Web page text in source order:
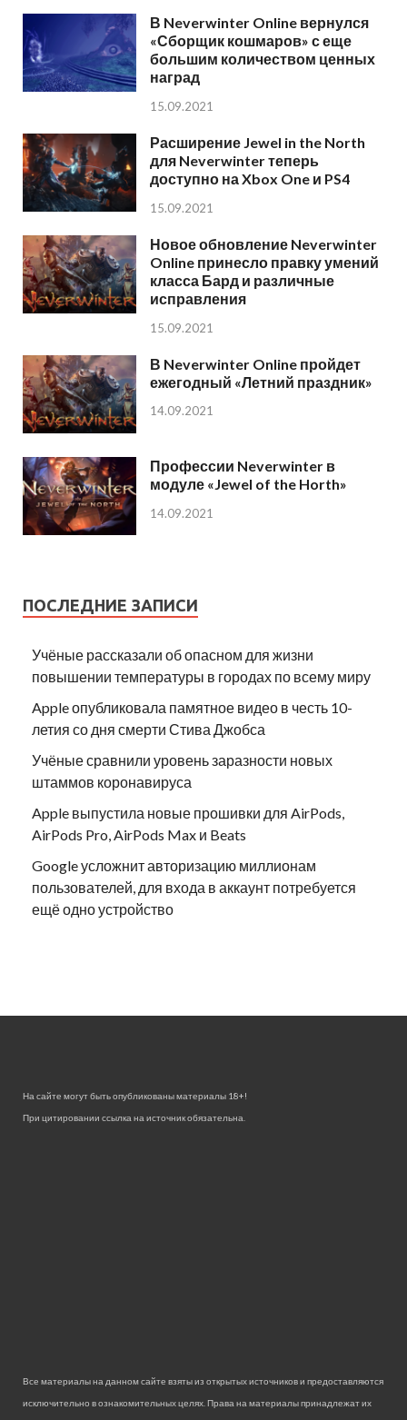
В Neverwinter Online вернулся
«Сборщик кошмаров» с еще
большим количеством ценных
наград
15.09.2021
Расширение Jewel in the North
для Neverwinter теперь
доступно на Xbox One и PS4
15.09.2021
Новое обновление Neverwinter
Online принесло правку умений
класса Бард и различные
исправления
15.09.2021
В Neverwinter Online пройдет
ежегодный «Летний праздник»
14.09.2021
Профессии Neverwinter в
модуле «Jewel of the Horth»
14.09.2021
ПОСЛЕДНИЕ ЗАПИСИ
Учёные рассказали об опасном для жизни
повышении температуры в городах по всему миру
Apple опубликовала памятное видео в честь 10-
летия со дня смерти Стива Джобса
Учёные сравнили уровень заразности новых
штаммов коронавируса
Apple выпустила новые прошивки для AirPods,
AirPods Pro, AirPods Max и Beats
Google усложнит авторизацию миллионам
пользователей, для входа в аккаунт потребуется
ещё одно устройство
На сайте могут быть опубликованы материалы 18+!
При цитировании ссылка на источник обязательна.
Все материалы на данном сайте взяты из открытых источников и предоставляются
исключительно в ознакомительных целях. Права на материалы принадлежат их